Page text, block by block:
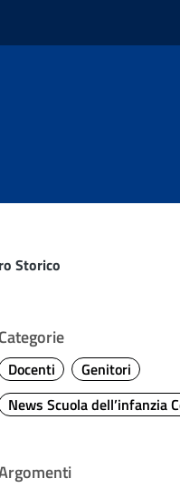
Storico
Categorie
Docenti
Genitori
News Scuola dell’infanzia